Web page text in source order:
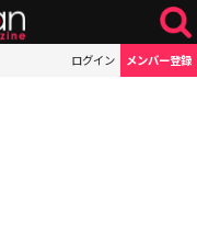
ログイン メンバー登録